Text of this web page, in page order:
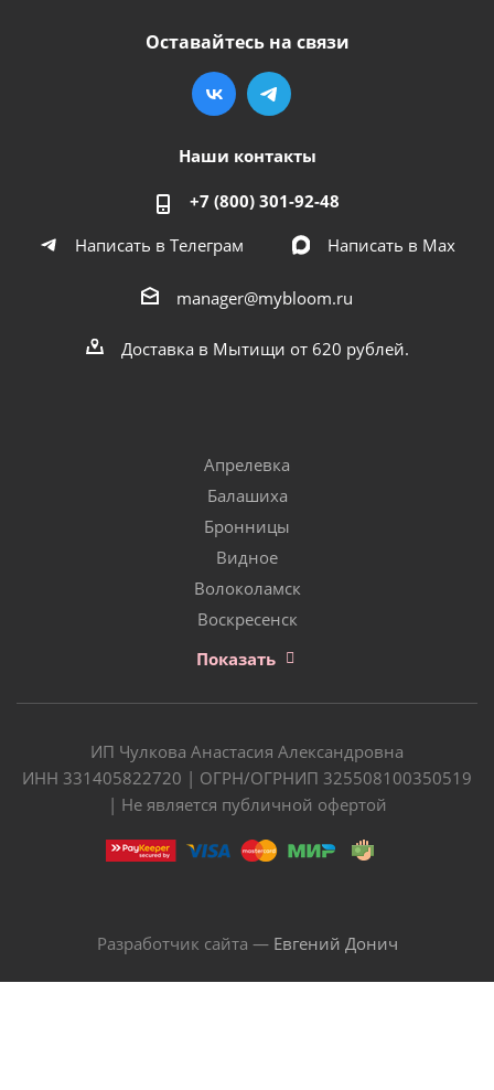
Оставайтесь на связи
Наши контакты
+7 (800) 301-92-48
Написать в Телеграм
Написать в Мах
manager@mybloom.ru
Доставка в Мытищи от 620 рублей.
Апрелевка
Балашиха
Бронницы
Видное
Волоколамск
Воскресенск
Показать
ИП Чулкова Анастасия Александровна
ИНН 331405822720 | ОГРН/ОГРНИП 325508100350519
| Не является публичной офертой
Разработчик сайта — Евгений Донич